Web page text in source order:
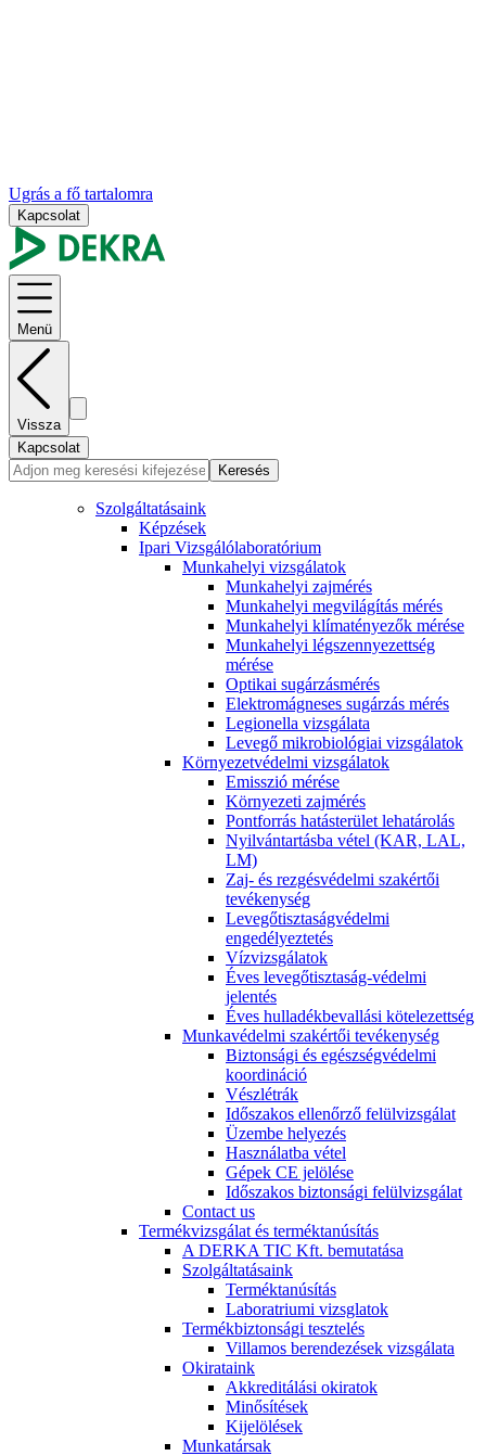
Ugrás a fő tartalomra
Kapcsolat
Menü
Vissza
Kapcsolat
Keresés
Szolgáltatásaink
Képzések
Ipari Vizsgálólaboratórium
Munkahelyi vizsgálatok
Munkahelyi zajmérés
Munkahelyi megvilágítás mérés
Munkahelyi klímatényezők mérése
Munkahelyi légszennyezettség
mérése
Optikai sugárzásmérés
Elektromágneses sugárzás mérés
Legionella vizsgálata
Levegő mikrobiológiai vizsgálatok
Környezetvédelmi vizsgálatok
Emisszió mérése
Környezeti zajmérés
Pontforrás hatásterület lehatárolás
Nyilvántartásba vétel (KAR, LAL,
LM)
Zaj- és rezgésvédelmi szakértői
tevékenység
Levegőtisztaságvédelmi
engedélyeztetés
Vízvizsgálatok
Éves levegőtisztaság-védelmi
jelentés
Éves hulladékbevallási kötelezettség
Munkavédelmi szakértői tevékenység
Biztonsági és egészségvédelmi
koordináció
Vészlétrák
Időszakos ellenőrző felülvizsgálat
Üzembe helyezés
Használatba vétel
Gépek CE jelölése
Időszakos biztonsági felülvizsgálat
Contact us
Termékvizsgálat és terméktanúsítás
A DERKA TIC Kft. bemutatása
Szolgáltatásaink
Terméktanúsítás
Laboratriumi vizsglatok
Termékbiztonsági tesztelés
Villamos berendezések vizsgálata
Okirataink
Akkreditálási okiratok
Minősítések
Kijelölések
Munkatársak